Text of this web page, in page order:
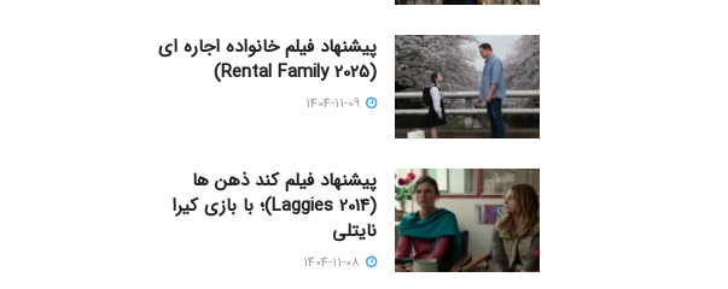
پیشنهاد فیلم خانواده اجاره‌ ای
(Rental Family 2025)
پیشنهاد فیلم کند ذهن ها
(Laggies 2014)؛ با بازی کیرا
نایتلی